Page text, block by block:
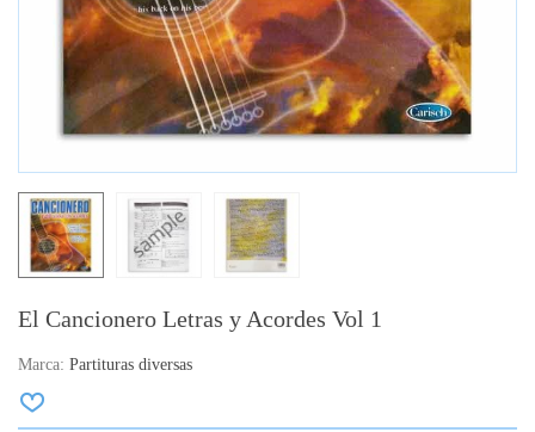
El Cancionero Letras y Acordes Vol 1
Marca: Partituras diversas